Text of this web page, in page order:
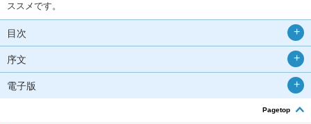
ススメです。
目次
序文
電子版
Pagetop